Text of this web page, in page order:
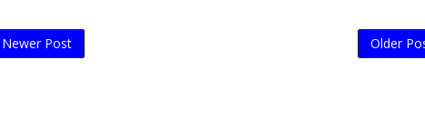
Newer Post Older